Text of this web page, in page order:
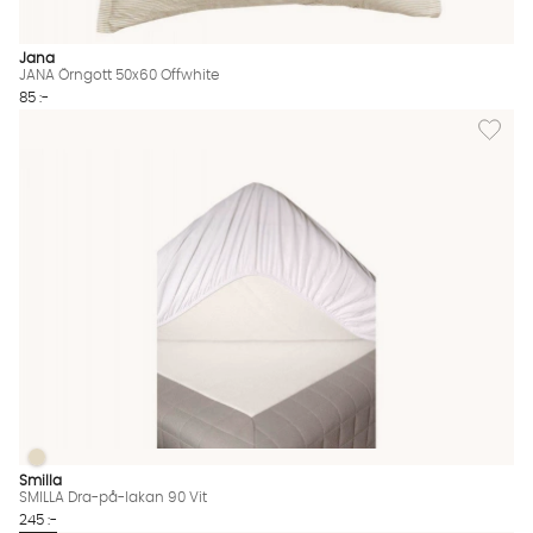
Jana
JANA Örngott 50x60 Offwhite
85 :-
Lägg
SMILLA Dra-på-lakan 90 Vit Finns även i dessa färger:
SMILLA Dra-på-lakan 90 Vit
Smilla
SMILLA Dra-på-lakan 90 Vit
245 :-